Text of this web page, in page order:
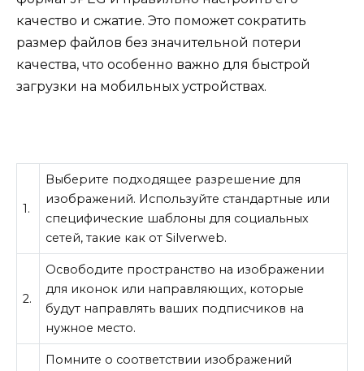
качество и сжатие. Это поможет сократить
размер файлов без значительной потери
качества, что особенно важно для быстрой
загрузки на мобильных устройствах.
1.
Выберите подходящее разрешение для
изображений. Используйте стандартные или
специфические шаблоны для социальных
сетей, такие как от Silverweb.
2.
Освободите пространство на изображении
для иконок или направляющих, которые
будут направлять ваших подписчиков на
нужное место.
Помните о соответствии изображений